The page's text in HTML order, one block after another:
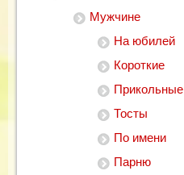
Мужчине
На юбилей
Короткие
Прикольные
Тосты
По имени
Парню